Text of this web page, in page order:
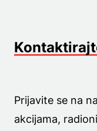
Prijavite se na
akcijama,